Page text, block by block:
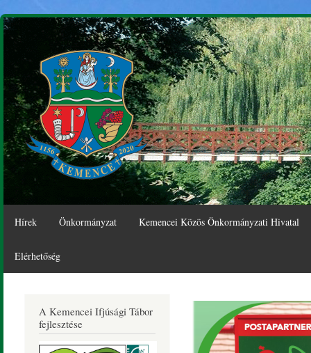
Hírek Önkormányzat Kemencei Közös Önkormányzati Hivatal
Elérhetőség
Kemence
Község
Honlapja
A Kemencei Ifjúsági Tábor
fejlesztése